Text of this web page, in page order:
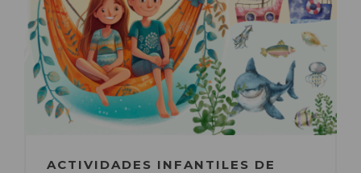
ACTIVIDADES INFANTILES DE